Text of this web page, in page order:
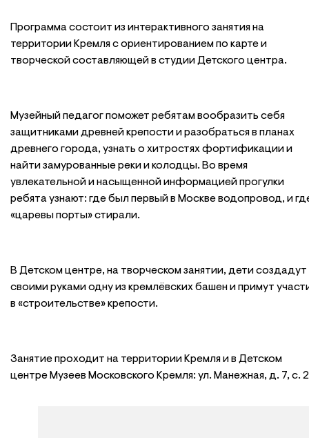
Программа состоит из интерактивного занятия на
территории Кремля с ориентированием по карте и
творческой составляющей в студии Детского центра.
Музейный педагог поможет ребятам вообразить себя
защитниками древней крепости и разобраться в планах
древнего города, узнать о хитростях фортификации и
найти замурованные реки и колодцы. Во время
увлекательной и насыщенной информацией прогулки
ребята узнают: где был первый в Москве водопровод, и
«царевы порты» стирали.
В Детском центре, на творческом занятии, дети создадут
своими руками одну из кремлёвских башен и примут
в «строительстве» крепости.
Занятие проходит на территории Кремля и в Детском
центре Музеев Московского Кремля: ул. Манежная, д. 7, с.